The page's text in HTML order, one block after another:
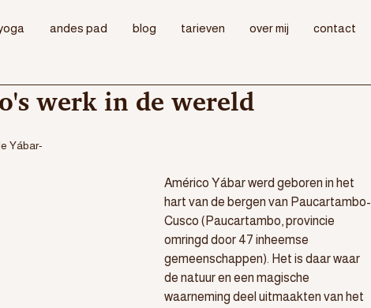
andes pad blog tarieven over mij contact
werk in de wereld
Yábar-
Américo Yábar werd geboren in het
hart van de bergen van Paucartambo-
Cusco (Paucartambo, provincie
omringd door 47 inheemse
gemeenschappen). Het is daar waar
de natuur en een magische
waarneming deel uitmaakten van het